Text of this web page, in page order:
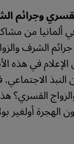
وجرائم
في ألمانيا من
الشرف
في هذه
الاجتماعي.
القسري؟
الهجرة أولغير